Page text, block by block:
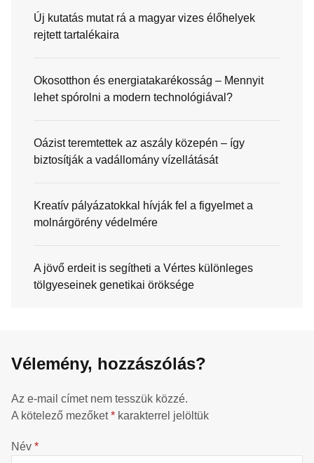
Új kutatás mutat rá a magyar vizes élőhelyek
rejtett tartalékaira
Okosotthon és energiatakarékosság – Mennyit
lehet spórolni a modern technológiával?
Oázist teremtettek az aszály közepén – így
biztosítják a vadállomány vízellátását
Kreatív pályázatokkal hívják fel a figyelmet a
molnárgörény védelmére
A jövő erdeit is segítheti a Vértes különleges
tölgyeseinek genetikai öröksége
Vélemény, hozzászólás?
Az e-mail címet nem tesszük közzé.
A kötelező mezőket* karakterrel jelöltük
Név *